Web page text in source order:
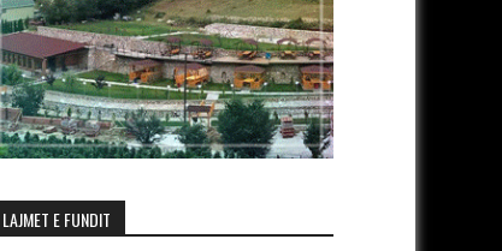
LAJMET E FUNDIT